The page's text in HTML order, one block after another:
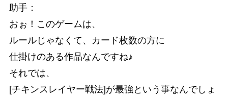
助手：
おぉ！このゲームは、
ルールじゃなくて、カード枚数の方に
仕掛けのある作品なんですね♪
それでは、
[チキンスレイヤー戦法]が最強という事なんでしょ